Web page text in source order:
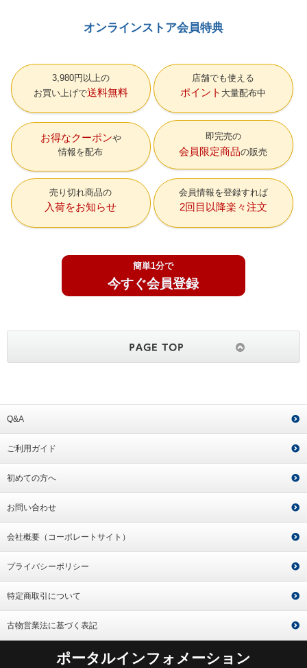
オンラインストア会員特典
3,980円以上の
お買い上げで送料無料
店舗でも使える
ポイント 大量配布中
お得なクーポン
情報を配布
即完売の
会員限定商品の販売
売り切れ商品の
入荷をお知らせ
会員情報を登録すれば
2回目以降楽々注文
簡単1分で
今すぐ会員登録
Q&A
ご利用ガイド
初めての方へ
お問い合わせ
会社概要（コーポレートサイト）
プライバシーポリシー
特定商取引について
古物営業法に基づく表記
ポータルインフォメーション